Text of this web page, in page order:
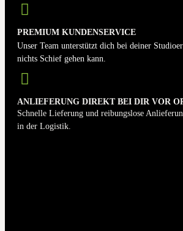
PREMIUM KUNDENSERVICE
Unser Team unterstützt dich bei deiner
nichts Schief gehen kann.
ANLIEFERUNG DIREKT BEI DIR VOR
Schnelle Lieferung und reibungslose
in der Logistik.